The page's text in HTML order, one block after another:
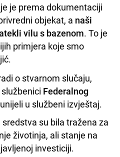
je prema dokumentaciji
objekat, a naši
vilu s bazenom. To je
primjera koje smo
o stvarnom slučaju,
Federalnog
u službeni izvještaj.
su bila tražena za
životinja, ali stanje na
investiciji.